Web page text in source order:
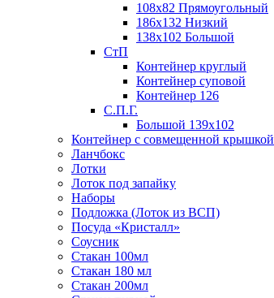
108х82 Прямоугольный
186х132 Низкий
138х102 Большой
СтП
Контейнер круглый
Контейнер суповой
Контейнер 126
С.П.Г.
Большой 139х102
Контейнер с совмещенной крышкой
Ланчбокс
Лотки
Лоток под запайку
Наборы
Подложка (Лоток из ВСП)
Посуда «Кристалл»
Соусник
Стакан 100мл
Стакан 180 мл
Стакан 200мл